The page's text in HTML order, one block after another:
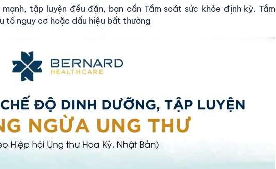
tập luyện đều đặn, bạn cần Tầm soát sức khỏe định kỳ. Tầm
tố nguy cơ hoặc dấu hiệu bất thường